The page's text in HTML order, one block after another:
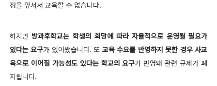
정을 앞서서 교육할 수 없습니다.
하지만 방과후학교는 학생의 희망에 따라 자율적으로 운영될 필요가
있다는 요구가 있어왔습니다. 또 교육 수요를 반영하지 못한 경우 사교
육으로 이어질 가능성도 있다는 학교의 요구가 반영돼 관련 규제가 폐
지됩니다.